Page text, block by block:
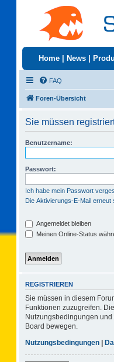
Home News
FAQ
Foren-Übersicht
Sie müssen
Benutzername:
Passwort:
Ich habe mein Passwort
Die Aktivierungs-E-Mail erneut
Angemeldet bleiben
Meinen Online-Status
REGISTRIEREN
Sie müssen in diesem
Funktionen zuzugreifen.
Nutzungsbedingungen
Board bewegen.
Nutzungsbedingungen |